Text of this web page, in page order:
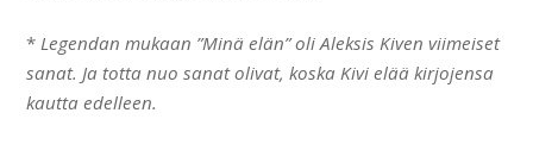
* Legendan mukaan ”Minä elän” oli Aleksis Kiven viimeiset
sanat. Ja totta nuo sanat olivat, koska Kivi elää kirjojensa
kautta edelleen.